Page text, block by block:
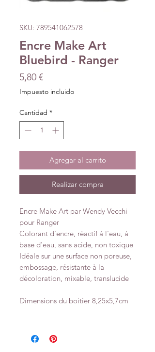
SKU: 789541062578
Encre Make Art
Bluebird - Ranger
5,80 €Precio
Impuesto incluido
Cantidad *
Agregar al carrito
Realizar compra
Encre Make Art par Wendy Vecchi
pour Ranger
Colorant d'encre, réactif à l'eau, à
base d'eau, sans acide, non toxique
Idéale sur une surface non poreuse,
embossage, résistante à la
décoloration, mixable, translucide
Dimensions du boitier 8,25x5,7cm